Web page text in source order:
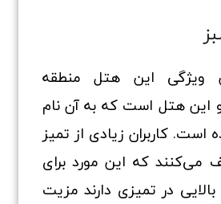
ویژگی این هتل منطقه
این هتل است که به آن نام
است. کاربران زیادی از تمیز
می‌کنند که این مورد برای
در تمیزی دارند مزیت